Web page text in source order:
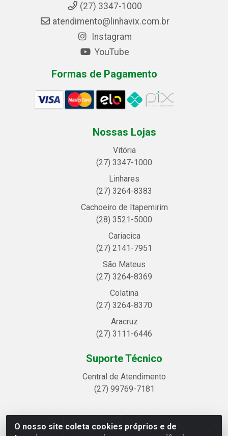
O nosso site coleta cookies próprios e de
(27) 3347-1000
atendimento@linhavix.com.br
Instagram
YouTube
Formas de Pagamento
Nossas Lojas
Vitória
(27) 3347-1000
Linhares
(27) 3264-8383
Cachoeiro de Itapemirim
(28) 3521-5000
Cariacica
(27) 2141-7951
São Mateus
(27) 3264-8369
Colatina
(27) 3264-8370
Aracruz
(27) 3111-6446
Suporte Técnico
Central de Atendimento
(27) 99769-7181
Linhavix Distribuidora LTDA - Avenida Alegre, 2521 -